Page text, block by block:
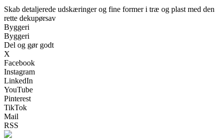
Skab detaljerede udskæringer og fine former i træ og plast med den
rette dekupørsav
Byggeri
Byggeri
Del og gør godt
X
Facebook
Instagram
LinkedIn
YouTube
Pinterest
TikTok
Mail
RSS